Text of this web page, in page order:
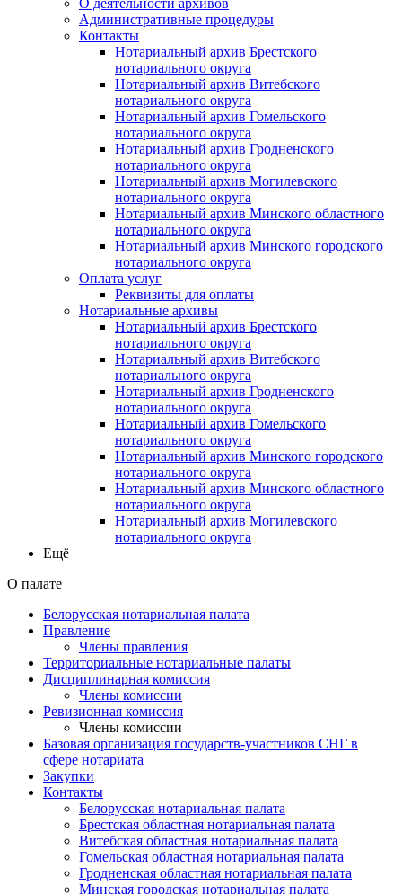
Административные процедуры
Контакты
Нотариальный архив Брестского
нотариального округа
Нотариальный архив Витебского
нотариального округа
Нотариальный архив Гомельского
нотариального округа
Нотариальный архив Гродненского
нотариального округа
Нотариальный архив Могилевского
нотариального округа
Нотариальный архив Минского областного
нотариального округа
Нотариальный архив Минского городского
нотариального округа
Оплата услуг
Реквизиты для оплаты
Нотариальные архивы
Нотариальный архив Брестского
нотариального округа
Нотариальный архив Витебского
нотариального округа
Нотариальный архив Гродненского
нотариального округа
Нотариальный архив Гомельского
нотариального округа
Нотариальный архив Минского городского
нотариального округа
Нотариальный архив Минского областного
нотариального округа
Нотариальный архив Могилевского
нотариального округа
Ещё
О палате
Белорусская нотариальная палата
Правление
Члены правления
Территориальные нотариальные палаты
Дисциплинарная комиссия
Члены комиссии
Ревизионная комиссия
Члены комиссии
Базовая организация государств-участников СНГ в
сфере нотариата
Закупки
Контакты
Белорусская нотариальная палата
Брестская областная нотариальная палата
Витебская областная нотариальная палата
Гомельская областная нотариальная палата
Гродненская областная нотариальная палата
Минская городская нотариальная палата